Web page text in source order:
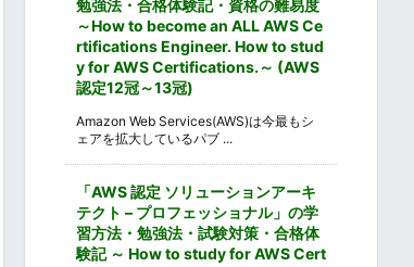
勉強法・合格体験記・資格の難易度
～How to become an ALL AWS Ce
rtifications Engineer. How to stud
y for AWS Certifications.～ (AWS
認定12冠～13冠)
Amazon Web Services(AWS)は今最もシ
ェアを拡大しているパブ ...
「AWS 認定 ソリューションアーキ
テクト – プロフェッショナル」の学
習方法・勉強法・試験対策・合格体
験記 ～ How to study for AWS Cert